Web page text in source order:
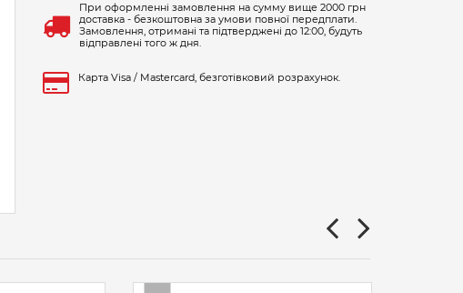
При оформленні замовлення на сумму вище 2000 грн
доставка - безкоштовна за умови повної передплати.
Замовлення, отримані та підтверджені до 12:00, будуть
відправлені того ж дня.
Карта Visa / Mastercard, безготівковий розрахунок.